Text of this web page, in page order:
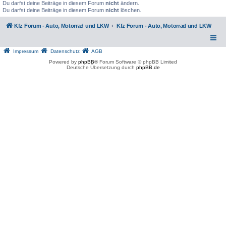
Du darfst deine Beiträge in diesem Forum nicht ändern.
Du darfst deine Beiträge in diesem Forum nicht löschen.
Kfz Forum - Auto, Motorrad und LKW Kfz Forum - Auto, Motorrad und LKW
Impressum Datenschutz
AGB
Powered by phpBB® Forum Software © phpBB Limited
Deutsche Übersetzung durch phpBB.de